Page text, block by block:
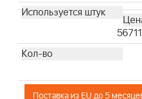
56711
Поставка из EU до 5